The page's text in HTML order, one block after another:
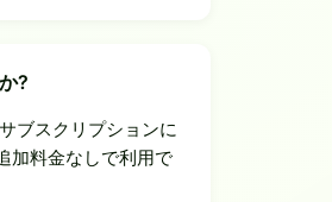
?
ブスクリプションに
加料金なしで利用で